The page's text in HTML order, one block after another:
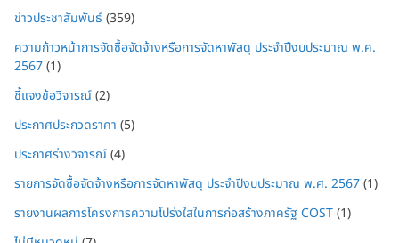
ข่าวประชาสัมพันธ์(359)
ความก้าวหน้าการจัดซื้อจัดจ้างหรือการจัดหาพัสดุ ประจำปีงบประมาณ พ.ศ.
2567(1)
ชี้แจงข้อวิจารณ์(2)
ประกาศประกวดราคา (5)
ประกาศร่างวิจารณ์(4)
รายการจัดซื้อจัดจ้างหรือการจัดหาพัสดุ ประจำปีงบประมาณ พ.ศ. 2567(1)
รายงานผลการโครงการความโปร่งใสในการก่อสร้างภาครัฐ COST(1)